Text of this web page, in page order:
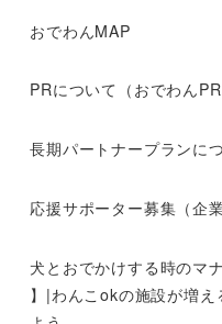
おでわんMAP
PRについて（おでわんPR
長期パートナープランに
応援サポーター募集（企
犬とおでかけする時のマ
】|わんこokの施設が増